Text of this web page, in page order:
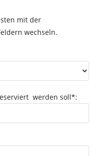
mit der
wechseln.
werden soll*: